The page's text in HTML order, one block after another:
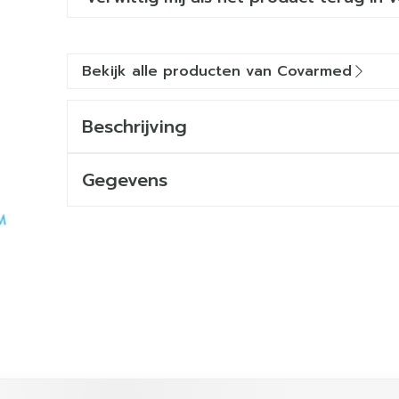
Bekijk alle producten van Covarmed
Beschrijving
Gegevens